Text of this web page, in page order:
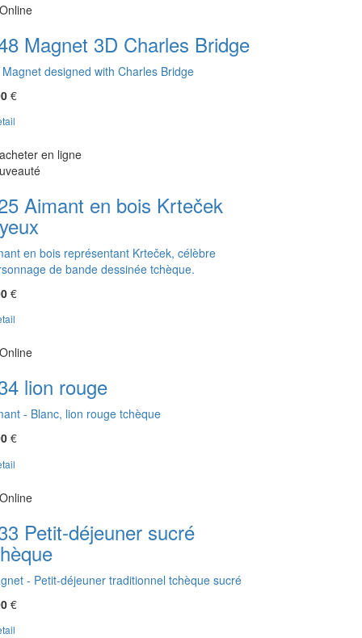
Magnet 3D Charles Bridge
designed with Charles Bridge
€
en ligne
Aimant en bois Krteček
en bois représentant Krteček, célèbre
de bande dessinée tchèque.
€
lion rouge
- Blanc, lion rouge tchèque
€
Petit-déjeuner sucré
- Petit-déjeuner traditionnel tchèque sucré
€